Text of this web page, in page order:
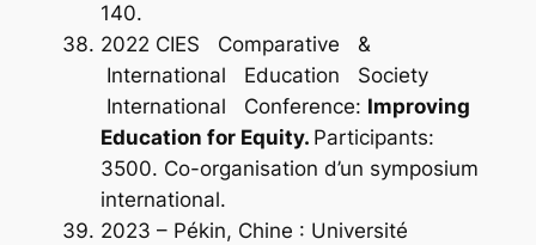
140.
2022 CIES Comparative &
International Education Society
International Conference: Improving
Education for Equity. Participants:
3500. Co-organisation d’un symposium
international.
2023 – Pékin, Chine : Université